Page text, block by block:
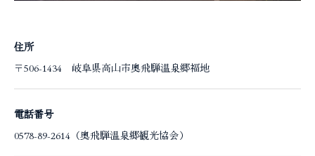
住所
〒506-1434 岐阜県高山市奥飛騨温泉郷福地
電話番号
0578-89-2614（奥飛騨温泉郷観光協会）